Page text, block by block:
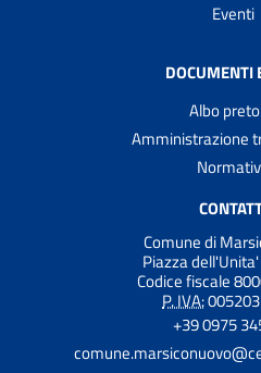
Eventi
DOCUMENTI
Albo
Amministrazione
Comune di
Piazza
Codice fiscale
P. IVA:
+39 0975